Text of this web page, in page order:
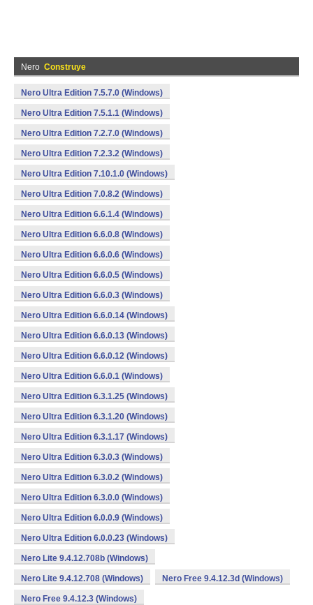
Nero Construye
Nero Ultra Edition 7.5.7.0 (Windows)
Nero Ultra Edition 7.5.1.1 (Windows)
Nero Ultra Edition 7.2.7.0 (Windows)
Nero Ultra Edition 7.2.3.2 (Windows)
Nero Ultra Edition 7.10.1.0 (Windows)
Nero Ultra Edition 7.0.8.2 (Windows)
Nero Ultra Edition 6.6.1.4 (Windows)
Nero Ultra Edition 6.6.0.8 (Windows)
Nero Ultra Edition 6.6.0.6 (Windows)
Nero Ultra Edition 6.6.0.5 (Windows)
Nero Ultra Edition 6.6.0.3 (Windows)
Nero Ultra Edition 6.6.0.14 (Windows)
Nero Ultra Edition 6.6.0.13 (Windows)
Nero Ultra Edition 6.6.0.12 (Windows)
Nero Ultra Edition 6.6.0.1 (Windows)
Nero Ultra Edition 6.3.1.25 (Windows)
Nero Ultra Edition 6.3.1.20 (Windows)
Nero Ultra Edition 6.3.1.17 (Windows)
Nero Ultra Edition 6.3.0.3 (Windows)
Nero Ultra Edition 6.3.0.2 (Windows)
Nero Ultra Edition 6.3.0.0 (Windows)
Nero Ultra Edition 6.0.0.9 (Windows)
Nero Ultra Edition 6.0.0.23 (Windows)
Nero Lite 9.4.12.708b (Windows)
Nero Lite 9.4.12.708 (Windows) Nero Free 9.4.12.3d (Windows)
Nero Free 9.4.12.3 (Windows)